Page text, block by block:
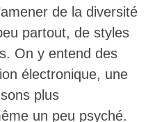
de la diversité
partout, de styles
On y entend des
électronique, une
plus
un peu psyché.